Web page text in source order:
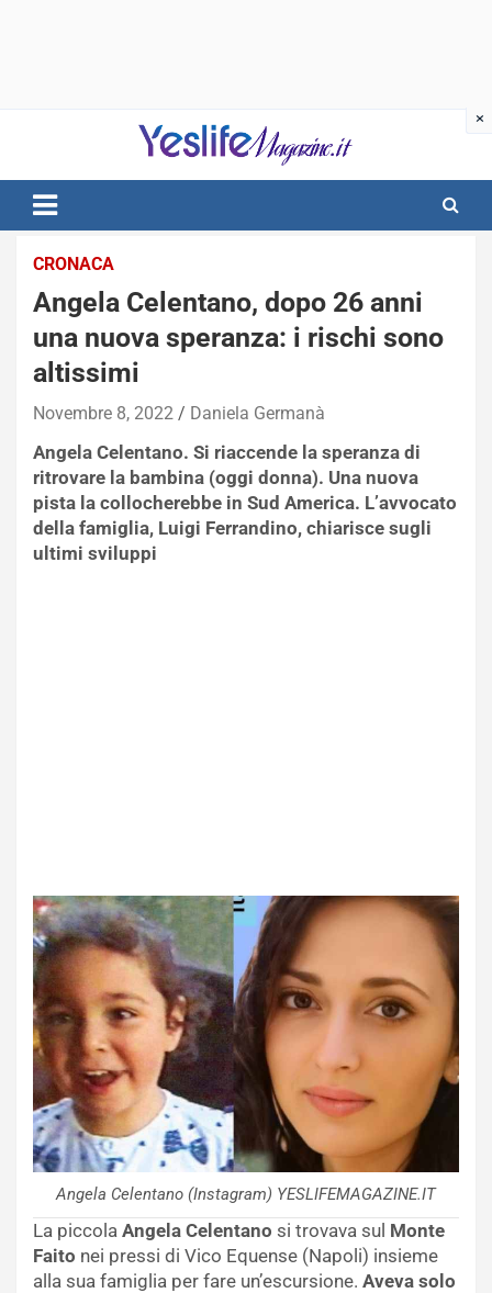
notizie di intrattenimento
CRONACA
Angela Celentano, dopo 26 anni
una nuova speranza: i rischi sono
altissimi
Novembre 8, 2022 Daniela Germanà
Angela Celentano. Si riaccende la speranza di
ritrovare la bambina (oggi donna). Una nuova
pista la collocherebbe in Sud America. L’avvocato
della famiglia, Luigi Ferrandino, chiarisce sugli
ultimi sviluppi
Angela Celentano (Instagram) YESLIFEMAGAZINE.IT
La piccola Angela Celentano si trovava sul Monte
Faito nei pressi di Vico Equense (Napoli) insieme
alla sua famiglia per fare un’escursione. Aveva solo